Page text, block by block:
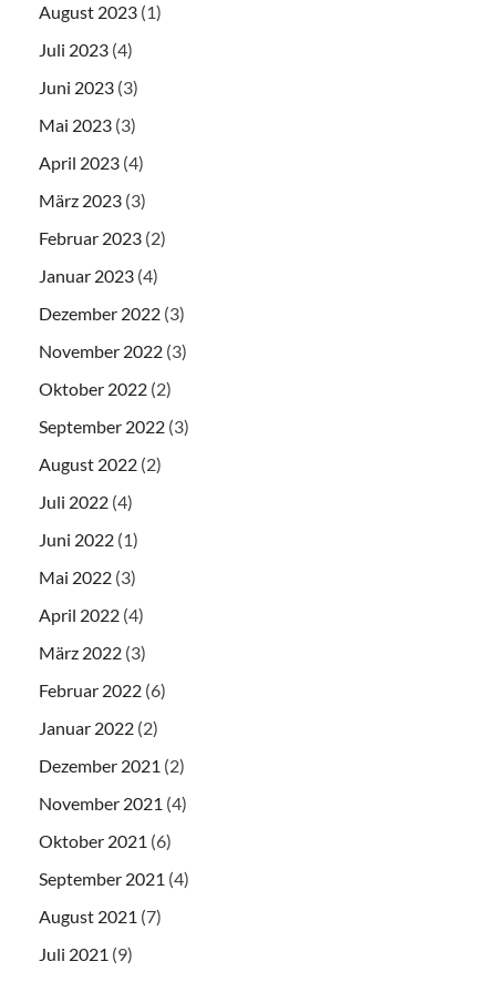
August 2023 (1)
Juli 2023 (4)
Juni 2023 (3)
Mai 2023 (3)
April 2023 (4)
März 2023 (3)
Februar 2023 (2)
Januar 2023 (4)
Dezember 2022 (3)
November 2022 (3)
Oktober 2022 (2)
September 2022 (3)
August 2022 (2)
Juli 2022 (4)
Juni 2022 (1)
Mai 2022 (3)
April 2022 (4)
März 2022 (3)
Februar 2022 (6)
Januar 2022 (2)
Dezember 2021 (2)
November 2021 (4)
Oktober 2021 (6)
September 2021 (4)
August 2021 (7)
Juli 2021 (9)